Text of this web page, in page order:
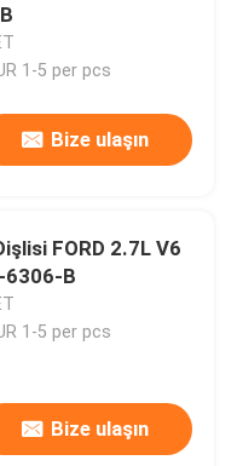
1-5 per pcs
Bize ulaşın
FORD 2.7L V6
6306-B
1-5 per pcs
Bize ulaşın